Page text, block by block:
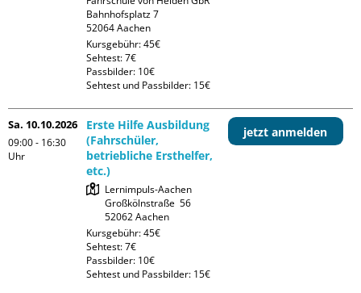
Bahnhofsplatz 7
Kursgebühr: 45€
Sehtest: 7€
Passbilder: 10€
Sehtest und Passbilder: 15€
Sa. 10.10.2026
09:00 - 16:30
Uhr
Erste Hilfe Ausbildung
(Fahrschüler,
betriebliche Ersthelfer,
etc.)
Lernimpuls-Aachen
Großkölnstraße  56
Kursgebühr: 45€
Sehtest: 7€
Passbilder: 10€
Sehtest und Passbilder: 15€
jetzt anmelden